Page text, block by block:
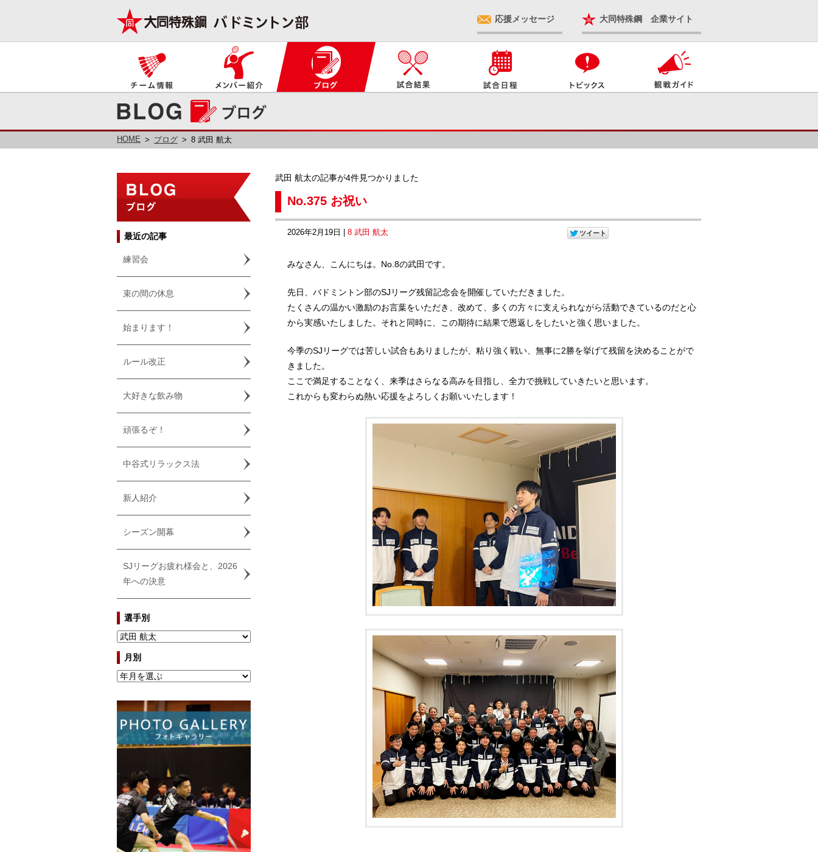
応援メッセージ 大同特殊鋼 企業サイト
HOME ブログ 8 武田 航太
武田 航太の記事が4件見つかりました
No.375 お祝い
2026年2月19日 | 8 武田 航太
みなさん、こんにちは。No.8の武田です。
先日、バドミントン部のSJリーグ残留記念会を開催していただきました。
たくさんの温かい激励のお言葉をいただき、改めて、多くの方々に支えられながら活動できているのだと心
から実感いたしました。それと同時に、この期待に結果で恩返しをしたいと強く思いました。
今季のSJリーグでは苦しい試合もありましたが、粘り強く戦い、無事に2勝を挙げて残留を決めることがで
きました。
ここで満足することなく、来季はさらなる高みを目指し、全力で挑戦していきたいと思います。
これからも変わらぬ熱い応援をよろしくお願いいたします！
最近の記事
練習会
束の間の休息
始まります！
ルール改正
大好きな飲み物
頑張るぞ！
中谷式リラックス法
新人紹介
シーズン開幕
SJリーグお疲れ様会と、2026
年への決意
選手別
月別